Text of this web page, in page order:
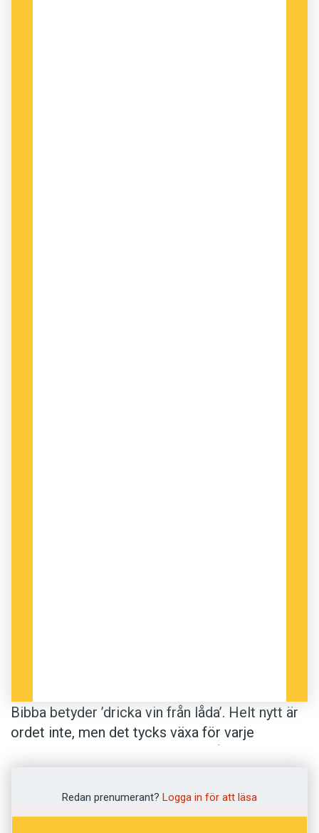
Bibba betyder ’dricka vin från låda’. Helt nytt är
ordet inte, men det tycks växa för varje
tre etikettsregler för den som bibbar:
Redan prenumerant? Logga in för att läsa